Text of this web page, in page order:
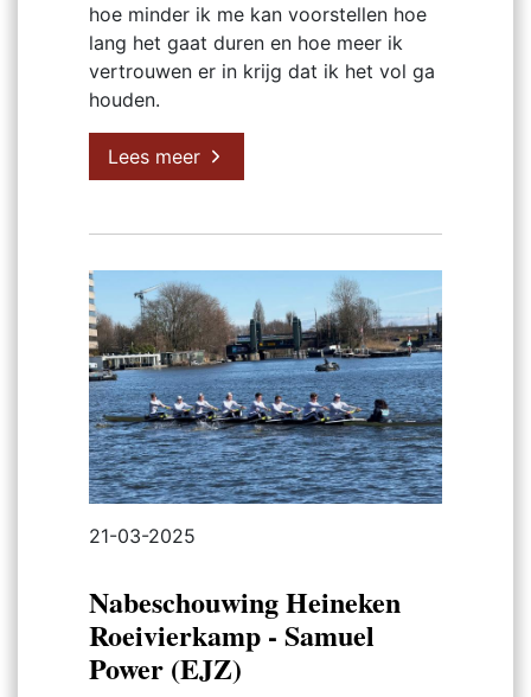
hoe minder ik me kan voorstellen hoe
lang het gaat duren en hoe meer ik
vertrouwen er in krijg dat ik het vol ga
houden.
Lees meer
21-03-2025
Nabeschouwing Heineken
Roeivierkamp - Samuel
Power (EJZ)